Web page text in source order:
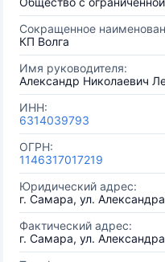
Сокращенное
КП Волга
Имя руководителя:
Александр Николаевич
ИНН:
6314039793
ОГРН:
1146317017219
Юридический адрес:
г. Самара, ул.
Фактический адрес:
г. Самара, ул.